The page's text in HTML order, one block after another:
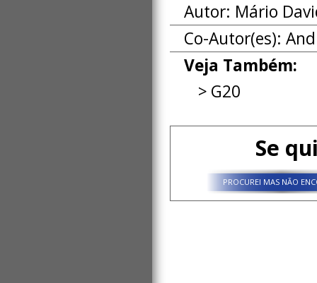
Autor: Mário
Co-Autor(es):
Veja Também:
G20
Se
PROCUREI MAS NÃO